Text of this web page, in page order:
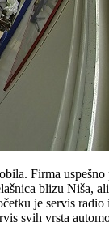
Firma uspešno
blizu Niša,
je servis
svih vrsta